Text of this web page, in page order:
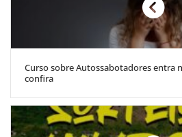
Curso sobre Autossabotadores entra
confira